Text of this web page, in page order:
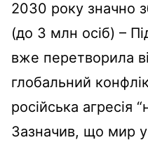
2030 року значно
(до 3 млн осіб) –
вже перетворила
глобальний
російська агресія
Зазначив, що мир